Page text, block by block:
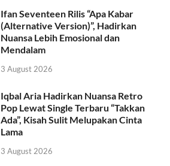
Ifan Seventeen Rilis “Apa Kabar
(Alternative Version)”, Hadirkan
Nuansa Lebih Emosional dan
Mendalam
3 August 2026
Iqbal Aria Hadirkan Nuansa Retro
Pop Lewat Single Terbaru “Takkan
Ada”, Kisah Sulit Melupakan Cinta
Lama
3 August 2026